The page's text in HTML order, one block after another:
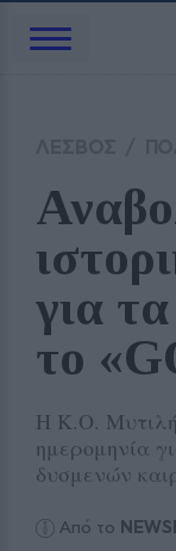
για
το
Η Κ.Ο.
ημερομηνία
δυσμενών
Από το